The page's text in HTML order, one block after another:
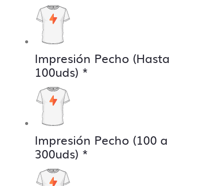
Impresión Pecho (Hasta
100uds) *
Impresión Pecho (100 a
300uds) *